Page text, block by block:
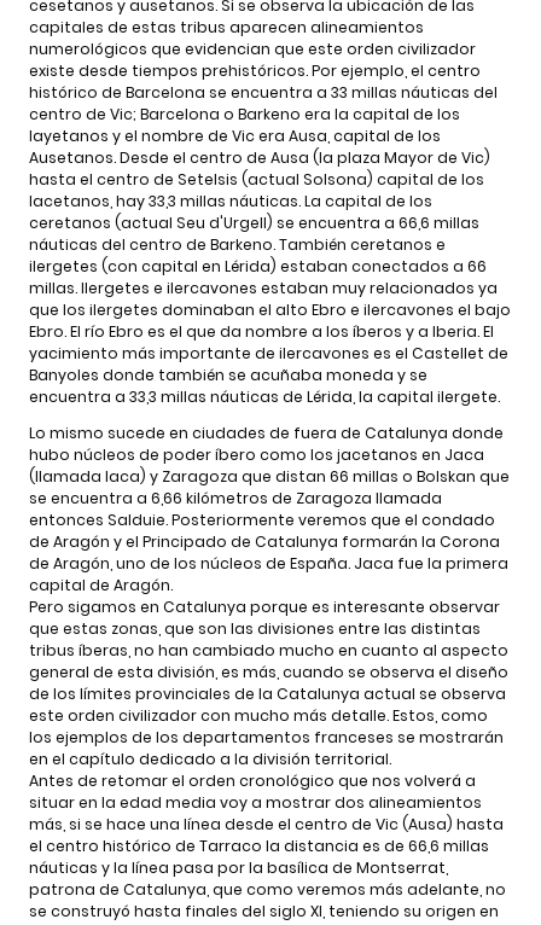
cesetanos y ausetanos. Si se observa la ubicación de las
capitales de estas tribus aparecen alineamientos
numerológicos que evidencian que este orden civilizador
existe desde tiempos prehistóricos. Por ejemplo, el centro
histórico de Barcelona se encuentra a 33 millas náuticas del
centro de Vic; Barcelona o Barkeno era la capital de los
layetanos y el nombre de Vic era Ausa, capital de los
Ausetanos. Desde el centro de Ausa (la plaza Mayor de Vic)
hasta el centro de Setelsis (actual Solsona) capital de los
lacetanos, hay 33,3 millas náuticas. La capital de los
ceretanos (actual Seu d'Urgell) se encuentra a 66,6 millas
náuticas del centro de Barkeno. También ceretanos e
ilergetes (con capital en Lérida) estaban conectados a 66
millas. Ilergetes e ilercavones estaban muy relacionados ya
que los ilergetes dominaban el alto Ebro e ilercavones el bajo
Ebro. El río Ebro es el que da nombre a los íberos y a Iberia. El
yacimiento más importante de ilercavones es el Castellet de
Banyoles donde también se acuñaba moneda y se
encuentra a 33,3 millas náuticas de Lérida, la capital ilergete.
Lo mismo sucede en ciudades de fuera de Catalunya donde
hubo núcleos de poder íbero como los jacetanos en Jaca
(llamada Iaca) y Zaragoza que distan 66 millas o Bolskan que
se encuentra a 6,66 kilómetros de Zaragoza llamada
entonces Salduie. Posteriormente veremos que el condado
de Aragón y el Principado de Catalunya formarán la Corona
de Aragón, uno de los núcleos de España. Jaca fue la primera
capital de Aragón.
Pero sigamos en Catalunya porque es interesante observar
que estas zonas, que son las divisiones entre las distintas
tribus íberas, no han cambiado mucho en cuanto al aspecto
general de esta división, es más, cuando se observa el diseño
de los límites provinciales de la Catalunya actual se observa
este orden civilizador con mucho más detalle. Estos, como
los ejemplos de los departamentos franceses se mostrarán
en el capítulo dedicado a la división territorial.
Antes de retomar el orden cronológico que nos volverá a
situar en la edad media voy a mostrar dos alineamientos
más, si se hace una línea desde el centro de Vic (Ausa) hasta
el centro histórico de Tarraco la distancia es de 66,6 millas
náuticas y la línea pasa por la basílica de Montserrat,
patrona de Catalunya, que como veremos más adelante, no
se construyó hasta finales del siglo XI, teniendo su origen en